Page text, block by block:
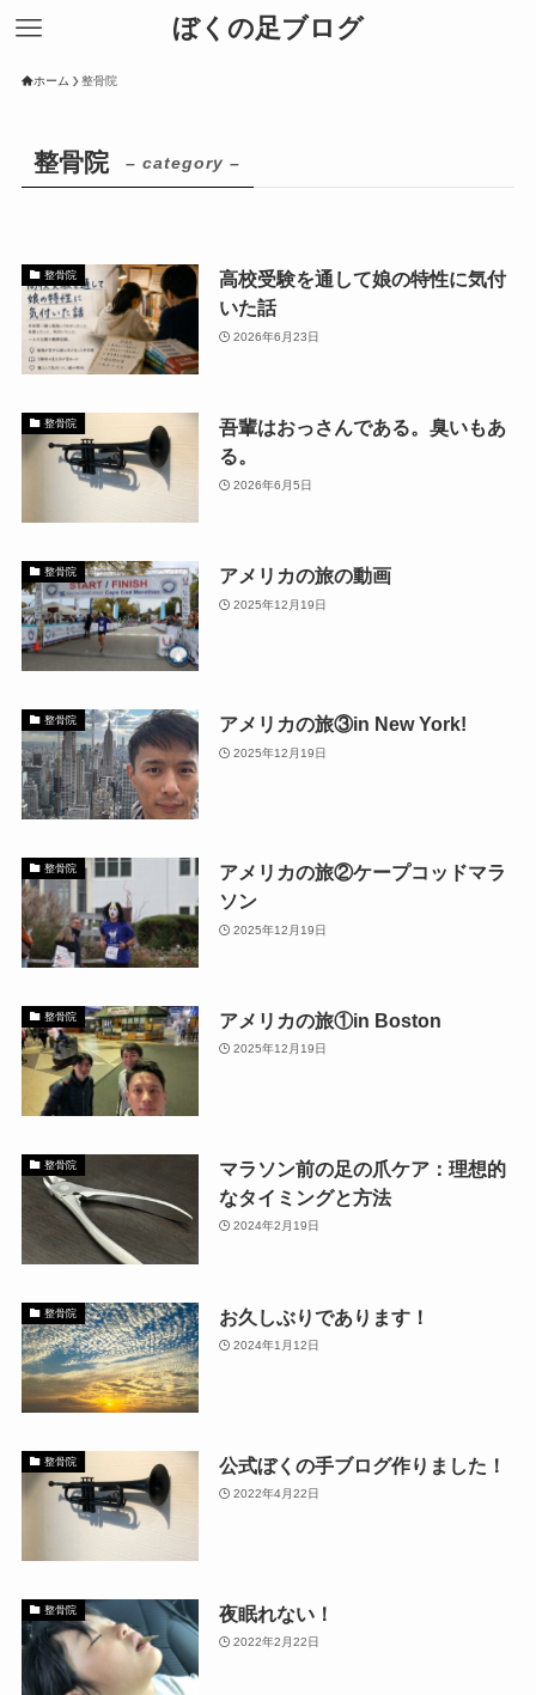
ぼくの足ブログ
ホーム 整骨院
整骨院 – category –
整骨院
高校受験を通して娘の特性に気付
いた話
2026年6月23日
整骨院
吾輩はおっさんである。臭いもあ
る。
2026年6月5日
整骨院 アメリカの旅の動画
2025年12月19日
整骨院 アメリカの旅③in New York!
2025年12月19日
整骨院
アメリカの旅②ケープコッドマラ
ソン
2025年12月19日
整骨院 アメリカの旅①in Boston
2025年12月19日
整骨院
マラソン前の足の爪ケア：理想的
なタイミングと方法
2024年2月19日
整骨院 お久しぶりであります！
2024年1月12日
整骨院 公式ぼくの手ブログ作りました！
2022年4月22日
整骨院 夜眠れない！
2022年2月22日